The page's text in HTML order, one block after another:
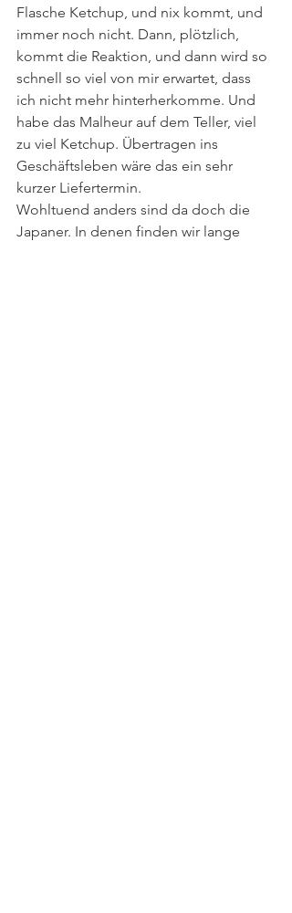
Flasche Ketchup, und nix kommt, und
immer noch nicht. Dann, plötzlich,
kommt die Reaktion, und dann wird so
schnell so viel von mir erwartet, dass
ich nicht mehr hinterherkomme. Und
habe das Malheur auf dem Teller, viel
zu viel Ketchup. Übertragen ins
Geschäftsleben wäre das ein sehr
kurzer Liefertermin.
Wohltuend anders sind da doch die
Japaner. In denen finden wir lange